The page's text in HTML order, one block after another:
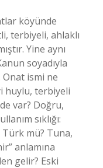
köyünde
terbiyeli, ahlaklı
Yine aynı
soyadıyla
Onat ismi ne
huylu, terbiyeli
var? Doğru,
sıklığı:
Türk mü? Tuna,
anlamına
gelir? Eski